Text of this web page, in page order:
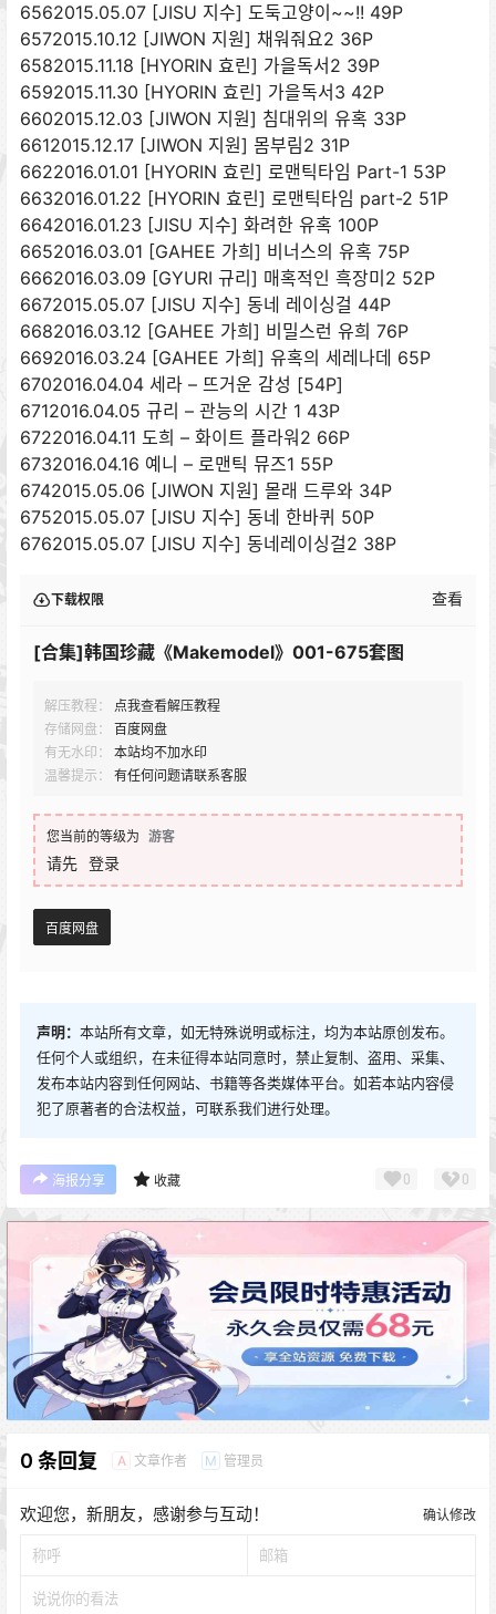
6562015.05.07 [JISU 지수] 도둑고양이~~!! 49P
6572015.10.12 [JIWON 지원] 채워줘요2 36P
6582015.11.18 [HYORIN 효린] 가을독서2 39P
6592015.11.30 [HYORIN 효린] 가을독서3 42P
6602015.12.03 [JIWON 지원] 침대위의 유혹 33P
6612015.12.17 [JIWON 지원] 몸부림2 31P
6622016.01.01 [HYORIN 효린] 로맨틱타임 Part-1 53P
6632016.01.22 [HYORIN 효린] 로맨틱타임 part-2 51P
6642016.01.23 [JISU 지수] 화려한 유혹 100P
6652016.03.01 [GAHEE 가희] 비너스의 유혹 75P
6662016.03.09 [GYURI 규리] 매혹적인 흑장미2 52P
6672015.05.07 [JISU 지수] 동네 레이싱걸 44P
6682016.03.12 [GAHEE 가희] 비밀스런 유희 76P
6692016.03.24 [GAHEE 가희] 유혹의 세레나데 65P
6702016.04.04 세라 – 뜨거운 감성 [54P]
6712016.04.05 규리 – 관능의 시간 1 43P
6722016.04.11 도희 – 화이트 플라워2 66P
6732016.04.16 예니 – 로맨틱 뮤즈1 55P
6742015.05.06 [JIWON 지원] 몰래 드루와 34P
6752015.05.07 [JISU 지수] 동네 한바퀴 50P
6762015.05.07 [JISU 지수] 동네레이싱걸2 38P
下载权限 查看
[合集]韩国珍藏《Makemodel》001-675套图
解压教程：
点我查看解压教程
存储网盘：
百度网盘
有无水印：
本站均不加水印
温馨提示：
有任何问题请联系客服
您当前的等级为 游客
请先 登录
百度网盘
声明： 本站所有文章，如无特殊说明或标注，均为本站原创发布。
任何个人或组织，在未征得本站同意时，禁止复制、盗用、采集、
发布本站内容到任何网站、书籍等各类媒体平台。如若本站内容侵
犯了原著者的合法权益，可联系我们进行处理。
海报分享 收藏 0 0
0 条回复 A 文章作者 M 管理员
欢迎您，新朋友，感谢参与互动！ 确认修改